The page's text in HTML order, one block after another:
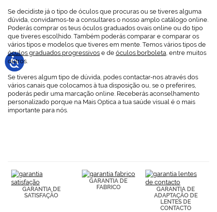
Se decidiste já o tipo de óculos que procuras ou se tiveres alguma
dúvida, convidamos-te a consultares o nosso amplo catálogo online.
Poderás comprar os teus óculos graduados ovais online ou do tipo
que tiveres escolhido. Também poderás comparar e comparar os
vários tipos e modelos que tiveres em mente. Temos vários tipos de
óculos graduados progressivos e de óculos borboleta , entre muitos
outros.
Se tiveres algum tipo de dúvida, podes contactar-nos através dos
vários canais que colocamos à tua disposição ou, se o preferires,
poderás pedir uma marcação online. Receberás aconselhamento
personalizado porque na Mais Optica a tua saúde visual é o mais
importante para nós.
GARANTIA DE
SATISFAÇÃO
GARANTIA DE
FABRICO
GARANTIA DE
ADAPTAÇÃO DE
LENTES DE
CONTACTO